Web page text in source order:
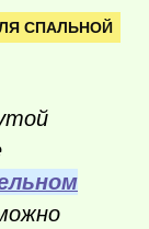
СПАЛЬНОЙ